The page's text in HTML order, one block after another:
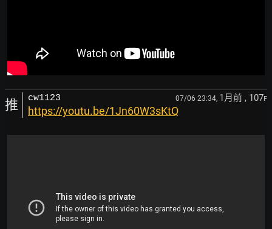
推 cw1123 07/06 23:34, 1月前 , 107F
https://youtu.be/1Jn60W3sKtQ